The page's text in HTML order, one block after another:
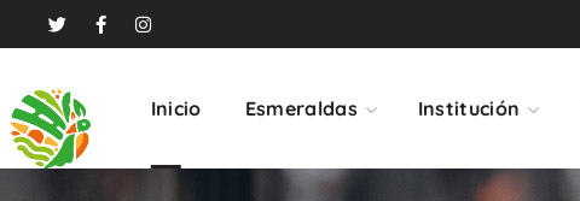
Inicio Esmeraldas Institución